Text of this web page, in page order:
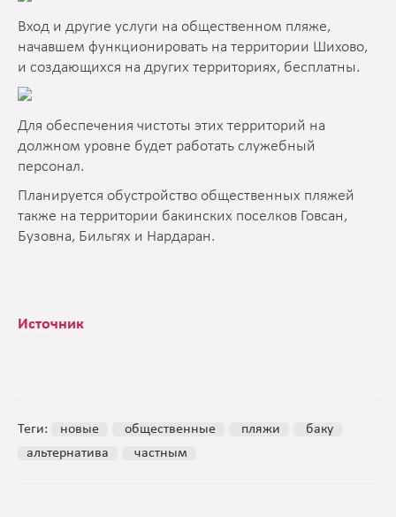
Вход и другие услуги на общественном пляже,
начавшем функционировать на территории Шихово,
и создающихся на других территориях, бесплатны.
Для обеспечения чистоты этих территорий на
должном уровне будет работать служебный
персонал.
Планируется обустройство общественных пляжей
также на территории бакинских поселков Говсан,
Бузовна, Бильгях и Нардаран.
Источник
Теги: новые общественные пляжи
баку
альтернатива
частным